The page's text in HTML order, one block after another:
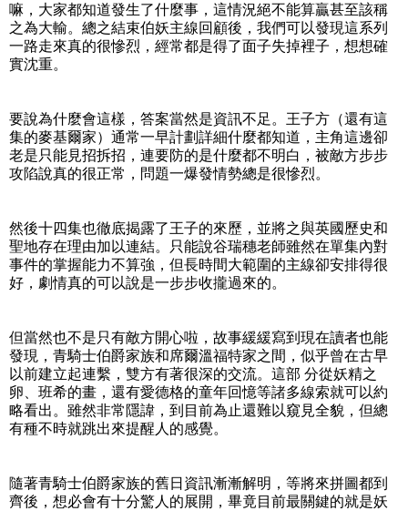
嘛，大家都知道發生了什麼事，這情況絕不能算贏甚至該稱
之為大輸。總之結束伯妖主線回顧後，我們可以發現這系列
一路走來真的很慘烈，經常都是得了面子失掉裡子，想想確
實沈重。
要說為什麼會這樣，答案當然是資訊不足。王子方（還有這
集的麥基爾家）通常一早計劃詳細什麼都知道，主角這邊卻
老是只能見招拆招，連要防的是什麼都不明白，被敵方步步
攻陷說真的很正常，問題一爆發情勢總是很慘烈。
然後十四集也徹底揭露了王子的來歷，並將之與英國歷史和
聖地存在理由加以連結。只能說谷瑞穗老師雖然在單集內對
事件的掌握能力不算強，但長時間大範圍的主線卻安排得很
好，劇情真的可以說是一步步收攏過來的。
但當然也不是只有敵方開心啦，故事緩緩寫到現在讀者也能
發現，青騎士伯爵家族和席爾溫福特家之間，似乎曾在古早
以前建立起連繫，雙方有著很深的交流。這部 分從妖精之
卵、班希的畫，還有愛德格的童年回憶等諸多線索就可以約
略看出。雖然非常隱諱，到目前為止還難以窺見全貌，但總
有種不時就跳出來提醒人的感覺。
隨著青騎士伯爵家族的舊日資訊漸漸解明，等將來拼圖都到
齊後，想必會有十分驚人的展開，畢竟目前最關鍵的就是妖